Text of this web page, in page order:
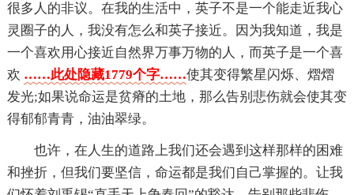
很多人的非议。在我的生活中，英子不是一个能走近我心
灵圈子的人，我没有怎么和英子接近。因为我知道，我是
一个喜欢用心接近自然界万事万物的人，而英子是一个喜
欢 ……此处隐藏1779个字……使其变得繁星闪烁、熠熠
发光;如果说命运是贫瘠的土地，那么告别悲伤就会使其变
得郁郁青青，油油翠绿。
也许，在人生的道路上我们还会遇到这样那样的困难
和挫折，但我们要坚信，命运都是我们自己掌握的。让我